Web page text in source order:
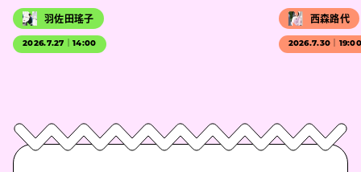
羽佐田瑤子
2026.7.27｜14:00
西森路代
2026.7.30｜